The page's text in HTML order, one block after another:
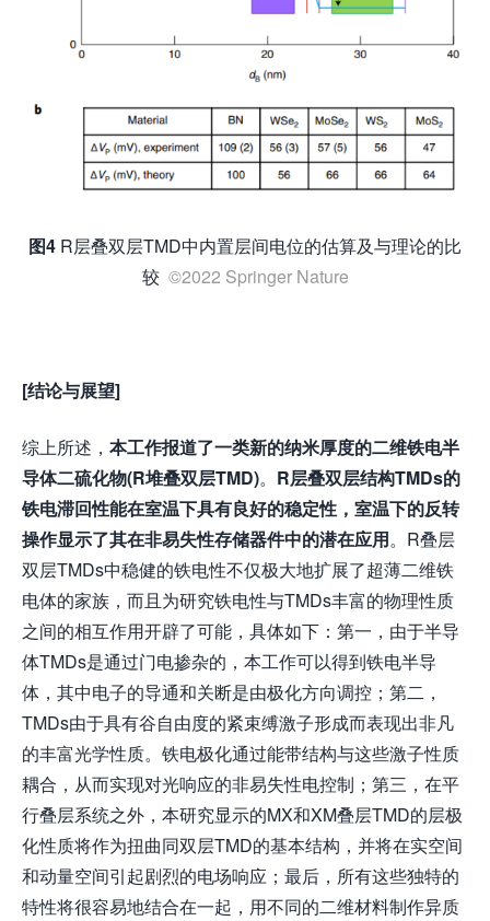
图4 R层叠双层TMD中内置层间电位的估算及与理论的比
较 ©2022 Springer Nature
[结论与展望]
综上所述， 本工作报道了一类新的纳米厚度的二维铁电半
导体二硫化物(R堆叠双层TMD)。 R层叠双层结构TMDs的
铁电滞回性能在室温下具有良好的稳定性，室温下的反转
操作显示了其在非易失性存储器件中的潜在应用。R叠层
双层TMDs中稳健的铁电性不仅极大地扩展了超薄二维铁
电体的家族，而且为研究铁电性与TMDs丰富的物理性质
之间的相互作用开辟了可能，具体如下：第一，由于半导
体TMDs是通过门电掺杂的，本工作可以得到铁电半导
体，其中电子的导通和关断是由极化方向调控；第二，
TMDs由于具有谷自由度的紧束缚激子形成而表现出非凡
的丰富光学性质。铁电极化通过能带结构与这些激子性质
耦合，从而实现对光响应的非易失性电控制；第三，在平
行叠层系统之外，本研究显示的MX和XM叠层TMD的层极
化性质将作为扭曲同双层TMD的基本结构，并将在实空间
和动量空间引起剧烈的电场响应；最后，所有这些独特的
特性将很容易地结合在一起，用不同的二维材料制作异质